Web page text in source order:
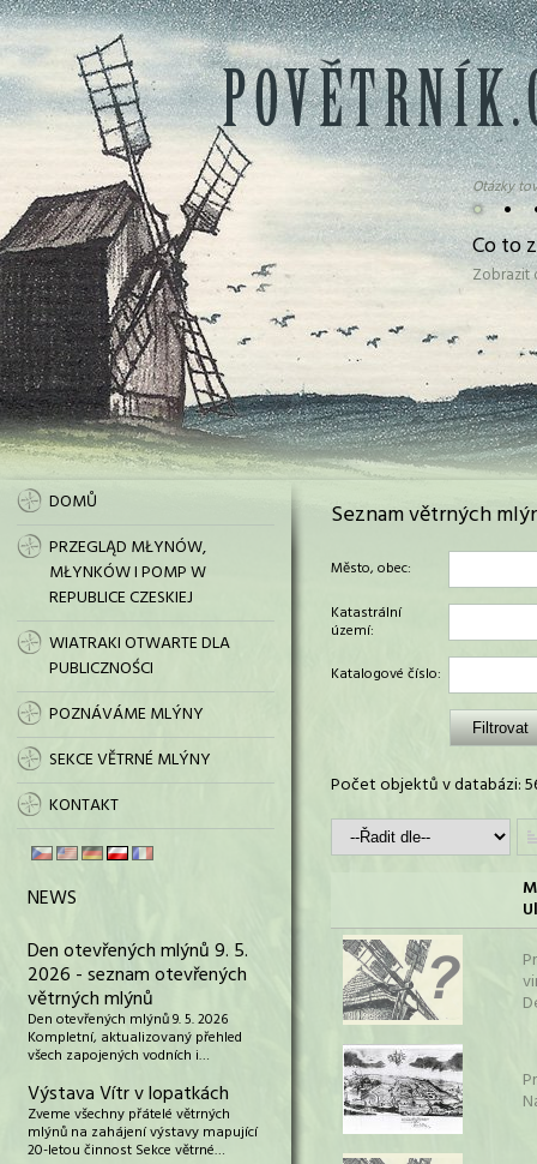
• •
Otázky
Co to
DOMŮ
PRZEGLĄD MŁYNÓW,
MŁYNKÓW I POMP W
REPUBLICE CZESKIEJ
WIATRAKI OTWARTE DLA
PUBLICZNOŚCI
POZNÁVÁME MLÝNY
SEKCE VĚTRNÉ MLÝNY
KONTAKT
NEWS
Den otevřených mlýnů 9. 5.
2026 - seznam otevřených
větrných mlýnů
Den otevřených mlýnů 9. 5. 2026
Kompletní, aktualizovaný přehled
všech zapojených vodních i…
Výstava Vítr v lopatkách
Zveme všechny přátelé větrných
mlýnů na zahájení výstavy mapující
20-letou činnost Sekce větrné…
Seznam větrných
Město, obec:
Katastrální
území:
Katalogové číslo:
Počet objektů v databázi: